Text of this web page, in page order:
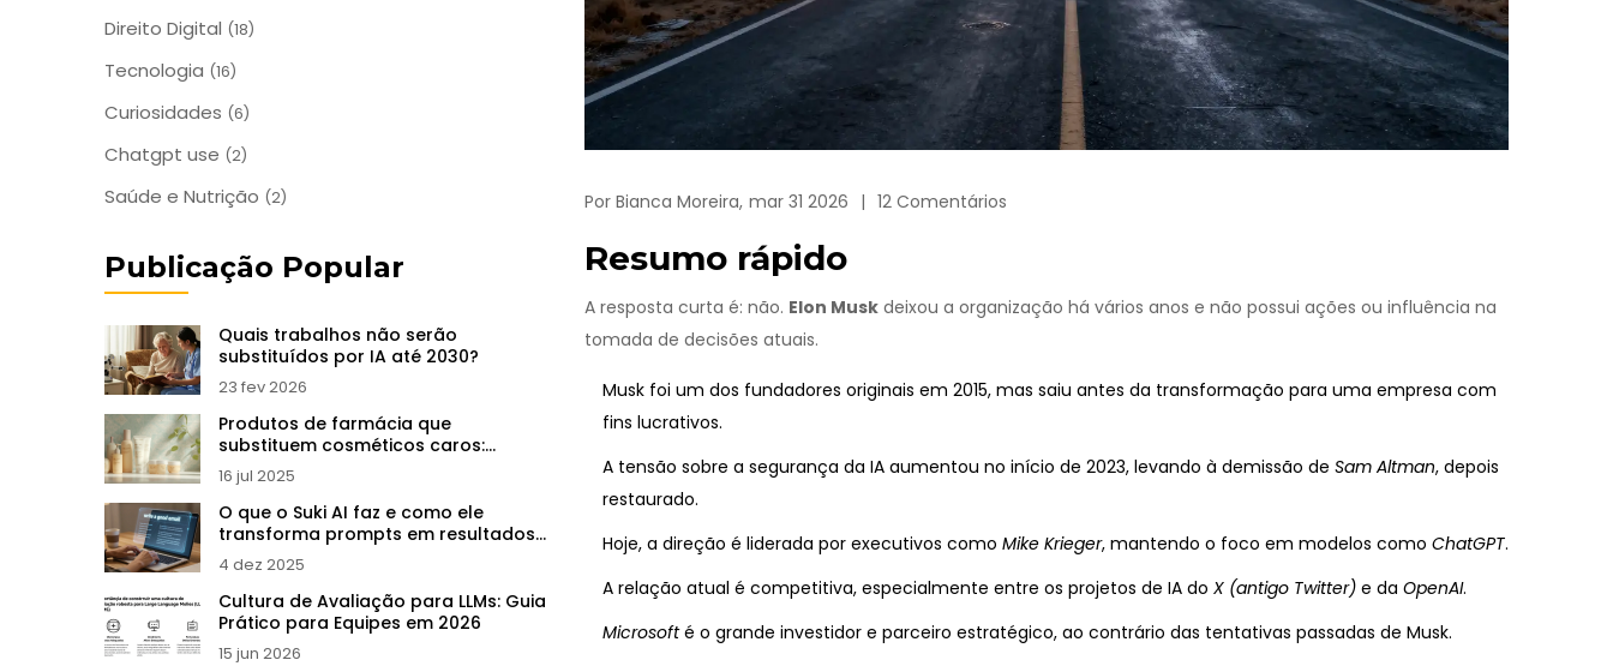
Direito Digital (18)
Tecnologia (16)
Curiosidades (6)
Chatgpt use (2)
Saúde e Nutrição (2)
Publicação Popular
Quais trabalhos não serão
substituídos por IA até 2030?
23 fev 2026
Produtos de farmácia que
substituem cosméticos caros:
economize sem perder qualidade
16 jul 2025
O que o Suki AI faz e como ele
transforma prompts em resultados
reais
4 dez 2025
Cultura de Avaliação para LLMs: Guia
Prático para Equipes em 2026
15 jun 2026
Por Bianca Moreira, mar 31 2026 12 Comentários
Resumo rápido
A resposta curta é: não. Elon Muskdeixou a organização há vários anos e não possui ações ou influência na
tomada de decisões atuais.
Musk foi um dos fundadores originais em 2015, mas saiu antes da transformação para uma empresa com
fins lucrativos.
A tensão sobre a segurança da IA aumentou no início de 2023, levando à demissão de Sam Altman, depois
restaurado.
Hoje, a direção é liderada por executivos como Mike Krieger, mantendo o foco em modelos como ChatGPT.
A relação atual é competitiva, especialmente entre os projetos de IA do X (antigo Twitter)e da OpenAI.
Microsofté o grande investidor e parceiro estratégico, ao contrário das tentativas passadas de Musk.